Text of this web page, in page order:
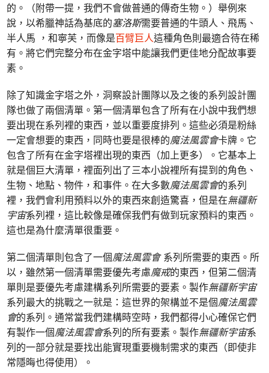
的。（附帶一提，我們不會做普通的傳奇生物。）舉例來
說，以希臘神話為基底的塞洛斯需要普通的牛頭人、飛馬、
半人馬 ，和寧芙，而像是百臂巨人這種角色則最適合待在稀
有。將它們完整分布在金字塔中能讓我們更佳地分配故事要
素。
除了知識金字塔之外，洞察設計團隊以及之後的系列設計團
隊也做了兩個清單。第一個清單包含了所有在小說中我們想
要出現在系列裡的東西，並以重要度排列。這些必須是粉絲
一定會想要的東西，同時也要是很棒的魔法風雲會卡牌。它
包含了所有在金字塔裡出現的東西（加上更多）。它基本上
就是個巨大清單，裡面列出了三本小說裡所有提到的角色、
生物、地點、物件，和事件。在大多數魔法風雲會的系列
裡，我們會利用預料以外的東西來創造驚喜，但是在無疆新
宇宙系列裡，這比較像是確保我們有做到玩家預料的東西。
這也是為什麼清單很重要。
第二個清單則包含了一個魔法風雲會系列所需要的東西。所
以，雖然第一個清單需要優先考慮魔戒的東西，但第二個清
單則是要優先考慮建構系列所需要的要素。製作無疆新宇宙
系列最大的挑戰之一就是：這世界的架構並不是個魔法風雲
會的系列。通常當我們建構時空時，我們都得小心確保它們
有製作一個魔法風雲會系列的所有要素。製作無疆新宇宙系
列的一部分就是要找出能實現重要機制需求的東西（即使非
常隱晦也得使用）。